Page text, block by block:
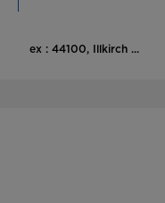
ex : 44100, Illkirch ...